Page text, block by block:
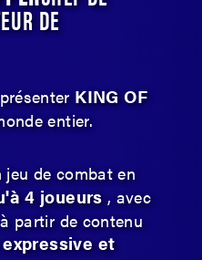
DE
KING OF
entier.
de combat en
4 joueurs, avec
partir de contenu
expressive et